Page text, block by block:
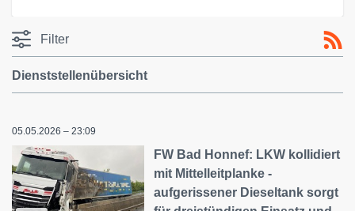
Filter
Dienststellenübersicht
05.05.2026 – 23:09
FW Bad Honnef: LKW kollidiert
mit Mittelleitplanke -
aufgerissener Dieseltank sorgt